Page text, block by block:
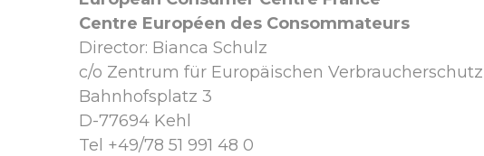
Centre Européen des Consommateurs
Director: Bianca Schulz
c/o Zentrum für Europäischen Verbraucherschutz
Bahnhofsplatz 3
D-77694 Kehl
Tel +49/78 51 991 48 0